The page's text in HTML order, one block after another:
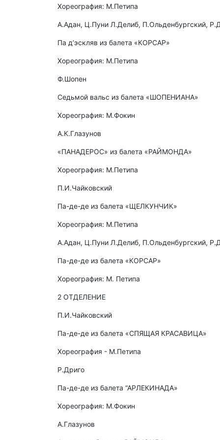
Хореография: М.Петипа
А.Адан, Ц.Пуни Л.Делиб, П.Ольденбургский,
Па д’эскляв из балета «КОРСАР»
Хореография: М.Петипа
Ф.Шопен
Седьмой вальс из балета «ШОПЕНИАНА»
Хореография: М.Фокин
А.К.Глазунов
«ПАНАДЕРОС» из балета «РАЙМОНДА»
Хореография: М.Петипа
П.И.Чайковский
Па-де-де из балета «ЩЕЛКУНЧИК»
Хореография: М.Петипа
А.Адан, Ц.Пуни Л.Делиб, П.Ольденбургский,
Па-де-де из балета «КОРСАР»
Хореография: М. Петипа
2 ОТДЕЛЕНИЕ
П.И.Чайковский
Па-де-де из балета «СПЯЩАЯ КРАСАВИЦА»
Хореография - М.Петипа
Р.Дриго
Па-де-де из балета “АРЛЕКИНАДА»
Хореография: М.Фокин
А.Глазунов